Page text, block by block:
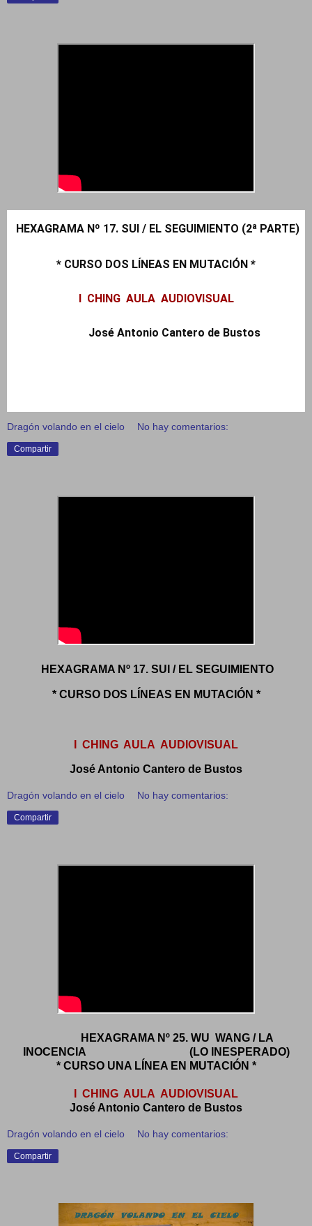
HEXAGRAMA Nº 17. SUI / EL SEGUIMIENTO (2ª PARTE)
* CURSO DOS LÍNEAS EN MUTACIÓN *
I CHING AULA AUDIOVISUAL
José Antonio Cantero de Bustos
Dragón volando en el cielo No hay comentarios:
Compartir
HEXAGRAMA Nº 17. SUI / EL SEGUIMIENTO
* CURSO DOS LÍNEAS EN MUTACIÓN *
I CHING AULA AUDIOVISUAL
José Antonio Cantero de Bustos
Dragón volando en el cielo No hay comentarios:
Compartir
HEXAGRAMA Nº 25. WU WANG / LA
INOCENCIA (LO INESPERADO)
* CURSO UNA LÍNEA EN MUTACIÓN *
I CHING AULA AUDIOVISUAL
José Antonio Cantero de Bustos
Dragón volando en el cielo No hay comentarios:
Compartir